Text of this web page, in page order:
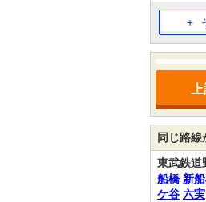
同じ路線
東武鉄道
船橋 新
ケ谷 六実